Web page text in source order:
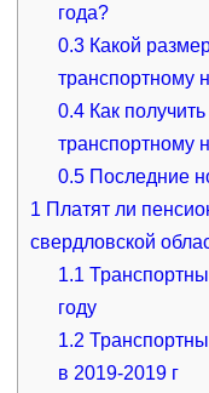
года?
0.3 Какой
транспортному
0.4 Как
транспортному
0.5 Последние
1 Платят ли
свердловской
1.1
году
1.2
в 2019-2019 г